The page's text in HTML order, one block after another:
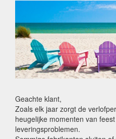
Geachte klant,
Zoals elk jaar zorgt de
heugelijke momenten van
leveringsproblemen.